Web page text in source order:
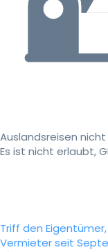
Auslandsreisen
Es ist nicht erlaubt,
Triff den
Vermieter seit